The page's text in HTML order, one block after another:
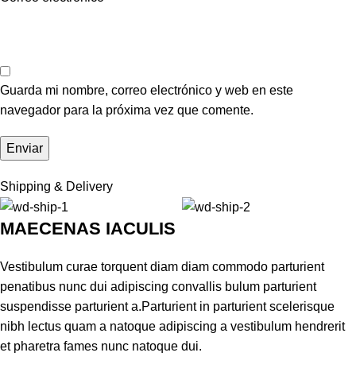
Guarda mi nombre, correo electrónico y web en este
navegador para la próxima vez que comente.
Shipping & Delivery
MAECENAS IACULIS
Vestibulum curae torquent diam diam commodo parturient
penatibus nunc dui adipiscing convallis bulum parturient
suspendisse parturient a.Parturient in parturient scelerisque
nibh lectus quam a natoque adipiscing a vestibulum hendrerit
et pharetra fames nunc natoque dui.